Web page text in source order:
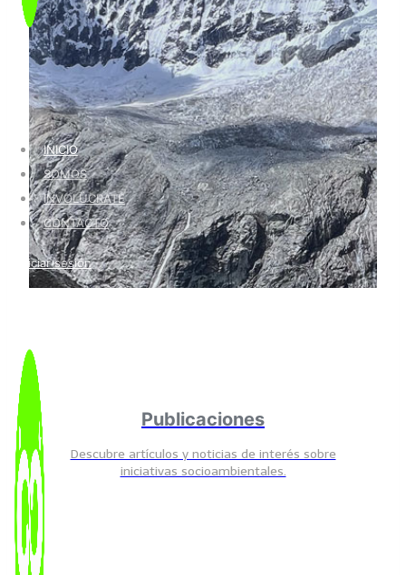
INICIO
SOMOS
INVOLÚCRATE
CONTACTO
Iniciar sesión
Publicaciones
Descubre artículos y noticias de interés sobre
iniciativas socioambientales.